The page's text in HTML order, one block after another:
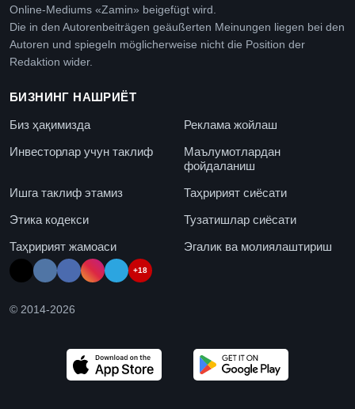
Online-Mediums «Zamin» beigefügt wird.
Die in den Autorenbeiträgen geäußerten Meinungen liegen bei den
Autoren und spiegeln möglicherweise nicht die Position der
Redaktion wider.
БИЗНИНГ НАШРИЁТ
Биз ҳақимизда
Реклама жойлаш
Инвесторлар учун таклиф
Маълумотлардан
фойдаланиш
Ишга таклиф этамиз
Таҳририят сиёсати
Этика кодекси
Тузатишлар сиёсати
Таҳририят жамоаси
Эгалик ва молиялаштириш
+18
© 2014-2026